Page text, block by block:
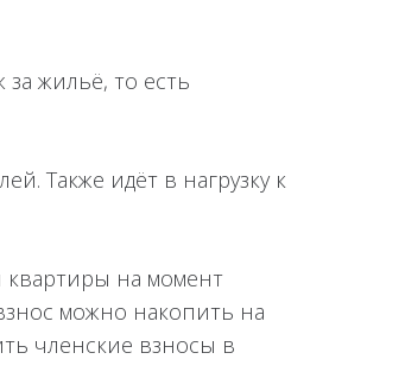
жильё, то есть
Также идёт в нагрузку к
квартиры на момент
можно накопить на
членские взносы в